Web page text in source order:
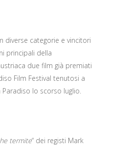
diverse categorie e vincitori
principali della
due film già premiati
Film Festival tenutosi a
Paradiso lo scorso luglio.
termite“ dei registi Mark